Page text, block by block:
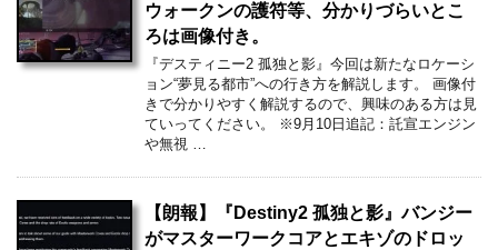
ウォークンの護符等、分かりづらいとこ
ろは画像付き。
『デスティニー2 孤独と影』今回は新たなロケーシ
ョン“夢見る都市”への行き方を解説します。 画像付
きで分かりやすく解説するので、興味のある方は見
ていってください。 ※9月10日追記：託宣エンジン
や無視 …
【朗報】『Destiny2 孤独と影』バンジー
がマスターワークコアとエキゾのドロッ